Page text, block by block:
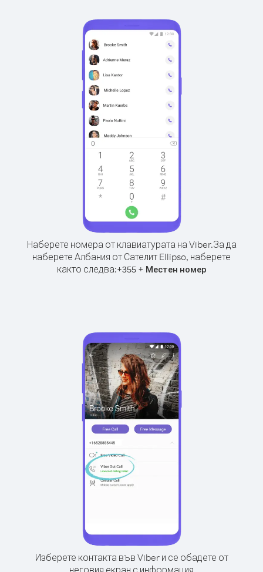
Наберете номера от клавиатурата на Viber.За да
наберете Албания от Сателит Ellipso, наберете
както следва:+355+ Местен номер
Изберете контакта във Viber и се обадете от
неговия екран с информация